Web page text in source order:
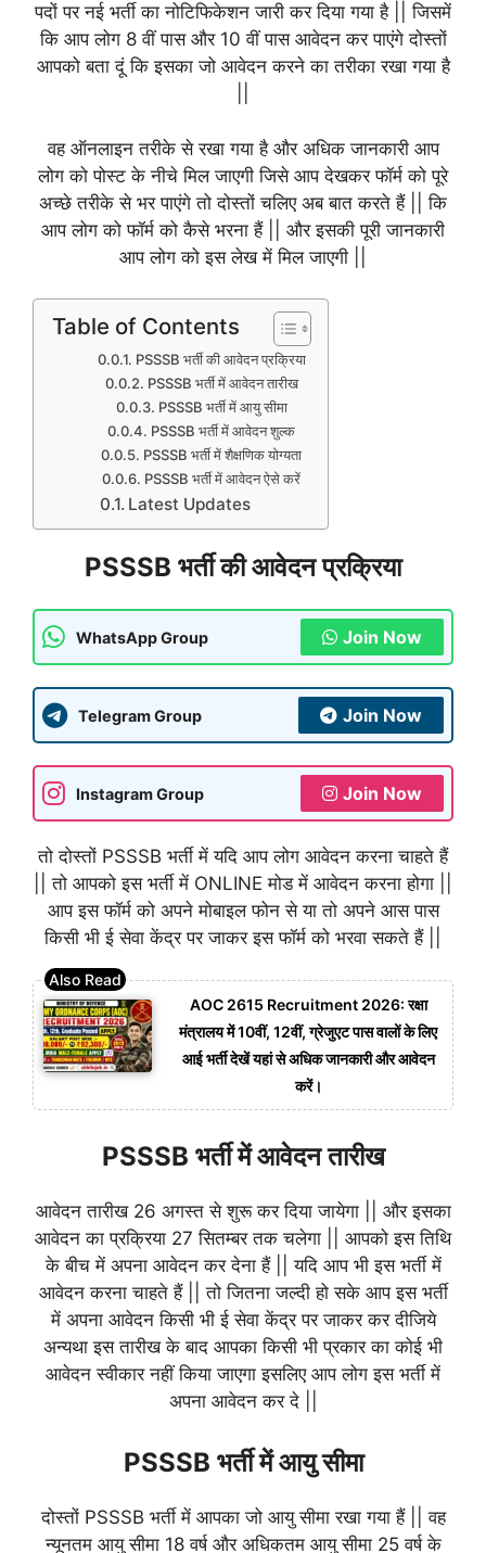
पदों पर नई भर्ती का नोटिफिकेशन जारी कर दिया गया है || जिसमें
कि आप लोग 8 वीं पास और 10 वीं पास आवेदन कर पाएंगे दोस्तों
आपको बता दूं कि इसका जो आवेदन करने का तरीका रखा गया है
वह ऑनलाइन तरीके से रखा गया है और अधिक जानकारी आप
लोग को पोस्ट के नीचे मिल जाएगी जिसे आप देखकर फॉर्म को पूरे
अच्छे तरीके से भर पाएंगे तो दोस्तों चलिए अब बात करते हैं || कि
आप लोग को फॉर्म को कैसे भरना हैं || और इसकी पूरी जानकारी
आप लोग को इस लेख में मिल जाएगी ||
Table of Contents
PSSSB भर्ती की आवेदन प्रक्रिया
PSSSB भर्ती में आवेदन तारीख
PSSSB भर्ती में आयु सीमा
PSSSB भर्ती में आवेदन शुल्क
PSSSB भर्ती में शैक्षणिक योग्यता
PSSSB भर्ती में आवेदन ऐसे करें
Latest Updates
PSSSB भर्ती की आवेदन प्रक्रिया
WhatsApp Group Join Now
Telegram Group Join Now
Instagram Group Join Now
तो दोस्तों PSSSB भर्ती में यदि आप लोग आवेदन करना चाहते हैं
|| तो आपको इस भर्ती में ONLINE मोड में आवेदन करना होगा ||
आप इस फॉर्म को अपने मोबाइल फोन से या तो अपने आस पास
किसी भी ई सेवा केंद्र पर जाकर इस फॉर्म को भरवा सकते हैं ||
AOC 2615 Recruitment 2026: रक्षा
मंत्रालय में 10वीं, 12वीं, ग्रेजुएट पास वालों के लिए
आई भर्ती देखें यहां से अधिक जानकारी और आवेदन
करें।
PSSSB भर्ती में आवेदन तारीख
आवेदन तारीख 26 अगस्त से शुरू कर दिया जायेगा || और इसका
आवेदन का प्रक्रिया 27 सितम्बर तक चलेगा || आपको इस तिथि
के बीच में अपना आवेदन कर देना हैं || यदि आप भी इस भर्ती में
आवेदन करना चाहते हैं || तो जितना जल्दी हो सके आप इस भर्ती
में अपना आवेदन किसी भी ई सेवा केंद्र पर जाकर कर दीजिये
अन्यथा इस तारीख के बाद आपका किसी भी प्रकार का कोई भी
आवेदन स्वीकार नहीं किया जाएगा इसलिए आप लोग इस भर्ती में
अपना आवेदन कर दे ||
PSSSB भर्ती में आयु सीमा
दोस्तों PSSSB भर्ती में आपका जो आयु सीमा रखा गया हैं || वह
न्यूनतम आयु सीमा 18 वर्ष और अधिकतम आयु सीमा 25 वर्ष के